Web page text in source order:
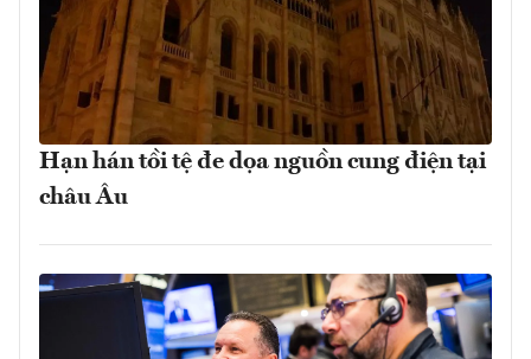
Hạn hán tồi tệ đe dọa nguồn cung điện tại
châu Âu